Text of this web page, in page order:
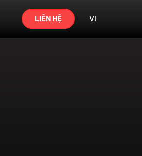
LIÊN HỆ VI